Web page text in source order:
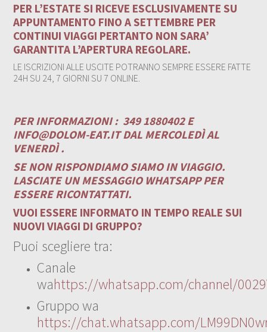
PER L’ESTATE SI RICEVE ESCLUSIVAMENTE SU
APPUNTAMENTO FINO A SETTEMBRE PER
CONTINUI VIAGGI PERTANTO NON SARA’
GARANTITA L’APERTURA REGOLARE.
LE ISCRIZIONI ALLE USCITE POTRANNO SEMPRE ESSERE FATTE
24H SU 24, 7 GIORNI SU 7 ONLINE.
PER INFORMAZIONI : 349 1880402 E
INFO@DOLOM-EAT.ITDAL MERCOLEDÌ AL
VENERDÌ .
SE NON RISPONDIAMO SIAMO IN VIAGGIO.
LASCIATE UN MESSAGGIO WHATSAPP PER
ESSERE RICONTATTATI.
VUOI ESSERE INFORMATO IN TEMPO REALE SUI
NUOVI VIAGGI DI GRUPPO?
Puoi scegliere tra:
Canale
wahttps://whatsapp.com/channel/
Gruppo wa
https://chat.whatsapp.com/